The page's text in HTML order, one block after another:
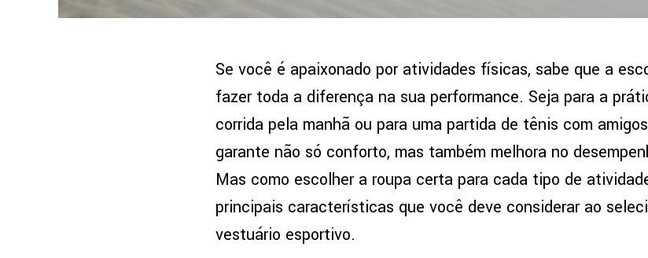
Se você é apaixonado por atividades físicas, sabe que a
fazer toda a diferença na sua performance. Seja para a
corrida pela manhã ou para uma partida de tênis com
garante não só conforto, mas também melhora no
Mas como escolher a roupa certa para cada tipo de
principais características que você deve considerar ao
vestuário esportivo.